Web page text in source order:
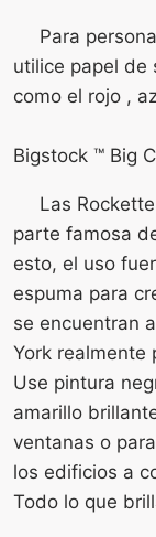
Para
utilice papel de
como el rojo ,
Bigstock ™ Big
Las
parte famosa
esto, el uso
espuma para
se encuentran
York realmente
Use pintura
amarillo
ventanas o
los edificios a
Todo lo que